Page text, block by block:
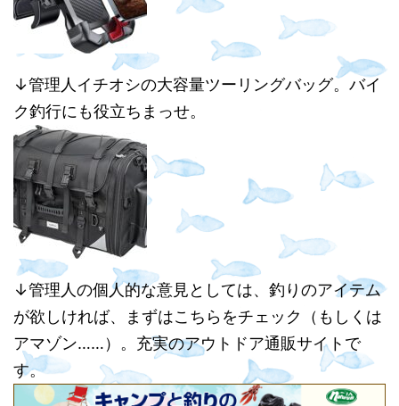
↓管理人イチオシの大容量ツーリングバッグ。バイ
ク釣行にも役立ちまっせ。
↓管理人の個人的な意見としては、釣りのアイテム
が欲しければ、まずはこちらをチェック（もしくは
アマゾン……）。充実のアウトドア通販サイトで
す。